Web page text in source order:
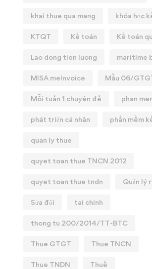
khai thue qua mang khóa học
KTQT Kế toán Kế toán
Lao dong tien luong maritime
MISA meInvoice Mẫu 06/
Mỗi tuần 1 chuyên đề phan
phát triển cá nhân phần mềm
quan ly thue
quyet toan thue TNCN 2012
quyet toan thue tndn Quản lý
Sửa đổi tai chinh
thong tu 200/2014/TT-BTC
Thue GTGT Thue TNCN
Thue TNDN Thuế